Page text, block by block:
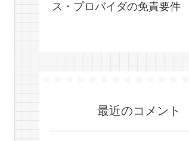
ス・プロバイダの免責要件
最近のコメント